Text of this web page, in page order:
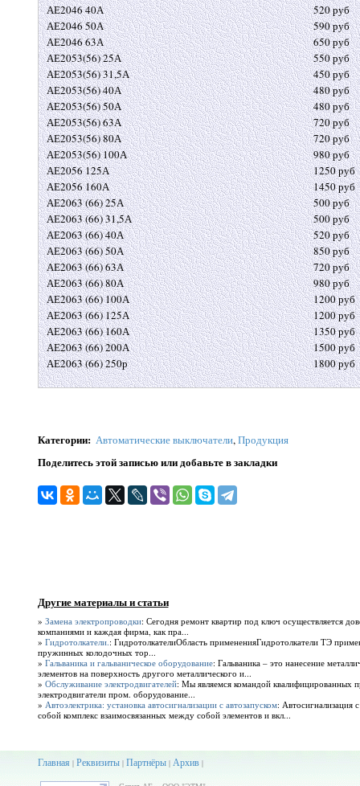
АЕ2046 40А
520 руб
АЕ2046 50А
590 руб
АЕ2046 63А
650 руб
АЕ2053(56) 25А
550 руб
АЕ2053(56) 31,5А
450 руб
АЕ2053(56) 40А
480 руб
АЕ2053(56) 50А
480 руб
АЕ2053(56) 63А
720 руб
АЕ2053(56) 80А
720 руб
АЕ2053(56) 100А
980 руб
АЕ2056 125А
1250 руб
АЕ2056 160А
1450 руб
АЕ2063 (66) 25А
500 руб
АЕ2063 (66) 31,5А
500 руб
АЕ2063 (66) 40А
520 руб
АЕ2063 (66) 50А
850 руб
АЕ2063 (66) 63А
720 руб
АЕ2063 (66) 80А
980 руб
АЕ2063 (66) 100А
1200 руб
АЕ2063 (66) 125А
1200 руб
АЕ2063 (66) 160А
1350 руб
АЕ2063 (66) 200А
1500 руб
АЕ2063 (66) 250р
1800 руб
Категории: Автоматические выключатели,Продукция
Поделитесь этой записью или добавьте в закладки
Другие материалы и статьи
» Замена электропроводки: Сегодня ремонт квартир под ключ осуществляется
компаниями и каждая фирма, как пра...
» Гидротолкатели.: ГидротолкателиОбласть примененияГидротолкатели ТЭ
пружинных колодочных тор...
» Гальваника и гальваническое оборудование: Гальваника – это нанесение
элементов на поверхность другого металлического и...
» Обслуживание электродвигателей: Мы являемся командой квалифицированных
электродвигатели пром. оборудование...
» Автоэлектрика: установка автосигнализации с автозапуском: Автосигнализация
собой комплекс взаимосвязанных между собой элементов и вкл...
Главная| Реквизиты| Партнёры| Архив|